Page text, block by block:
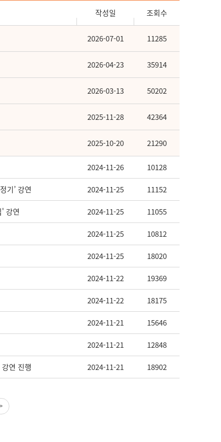
작성일 조회수
2026-07-01 11285
2026-04-23 35914
2026-03-13 50202
2025-11-28 42364
2025-10-20 21290
2024-11-26 10128
기’ 강연 2024-11-25 11152
강연 2024-11-25 11055
2024-11-25 10812
2024-11-25 18020
2024-11-22 19369
2024-11-22 18175
2024-11-21 15646
2024-11-21 12848
연 진행 2024-11-21 18902